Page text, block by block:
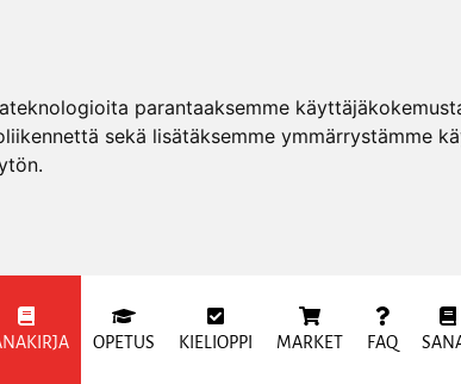
parantaaksemme
sekä lisätäksemme ymmärrystämme
OPETUS KIELIOPPI MARKET FAQ